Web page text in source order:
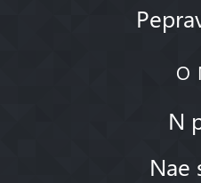
O
N
Nae